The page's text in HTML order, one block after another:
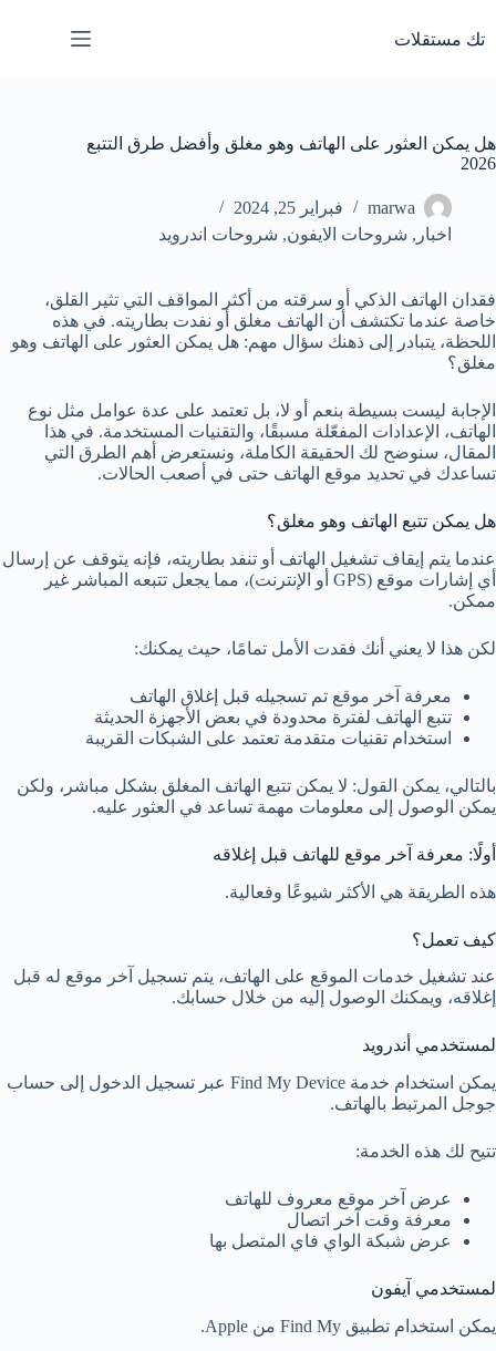
إلى
المحتوى
تك مستقلات
هل يمكن العثور على الهاتف وهو مغلق وأفضل طرق التتبع
2026
marwa
فبراير 25, 2024
اخبار , شروحات الايفون, شروحات اندرويد
فقدان الهاتف الذكي أو سرقته من أكثر المواقف التي تثير القلق،
خاصة عندما تكتشف أن الهاتف مغلق أو نفدت بطاريته. في هذه
اللحظة، يتبادر إلى ذهنك سؤال مهم: هل يمكن العثور على الهاتف وهو
مغلق؟
الإجابة ليست بسيطة بنعم أو لا، بل تعتمد على عدة عوامل مثل نوع
الهاتف، الإعدادات المفعّلة مسبقًا، والتقنيات المستخدمة. في هذا
المقال، سنوضح لك الحقيقة الكاملة، ونستعرض أهم الطرق التي
تساعدك في تحديد موقع الهاتف حتى في أصعب الحالات.
هل يمكن تتبع الهاتف وهو مغلق؟
عندما يتم إيقاف تشغيل الهاتف أو تنفد بطاريته، فإنه يتوقف عن إرسال
أي إشارات موقع (GPS أو الإنترنت)، مما يجعل تتبعه المباشر غير
ممكن.
لكن هذا لا يعني أنك فقدت الأمل تمامًا، حيث يمكنك:
معرفة آخر موقع تم تسجيله قبل إغلاق الهاتف
تتبع الهاتف لفترة محدودة في بعض الأجهزة الحديثة
استخدام تقنيات متقدمة تعتمد على الشبكات القريبة
بالتالي، يمكن القول: لا يمكن تتبع الهاتف المغلق بشكل مباشر، ولكن
يمكن الوصول إلى معلومات مهمة تساعد في العثور عليه.
أولًا: معرفة آخر موقع للهاتف قبل إغلاقه
هذه الطريقة هي الأكثر شيوعًا وفعالية.
كيف تعمل؟
عند تشغيل خدمات الموقع على الهاتف، يتم تسجيل آخر موقع له قبل
إغلاقه، ويمكنك الوصول إليه من خلال حسابك.
لمستخدمي أندرويد
يمكن استخدام خدمة Find My Device عبر تسجيل الدخول إلى حساب
جوجل المرتبط بالهاتف.
تتيح لك هذه الخدمة:
عرض آخر موقع معروف للهاتف
معرفة وقت آخر اتصال
عرض شبكة الواي فاي المتصل بها
لمستخدمي آيفون
يمكن استخدام تطبيق Find My من Apple.